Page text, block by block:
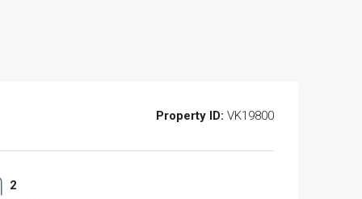
Property ID: VK19800
2